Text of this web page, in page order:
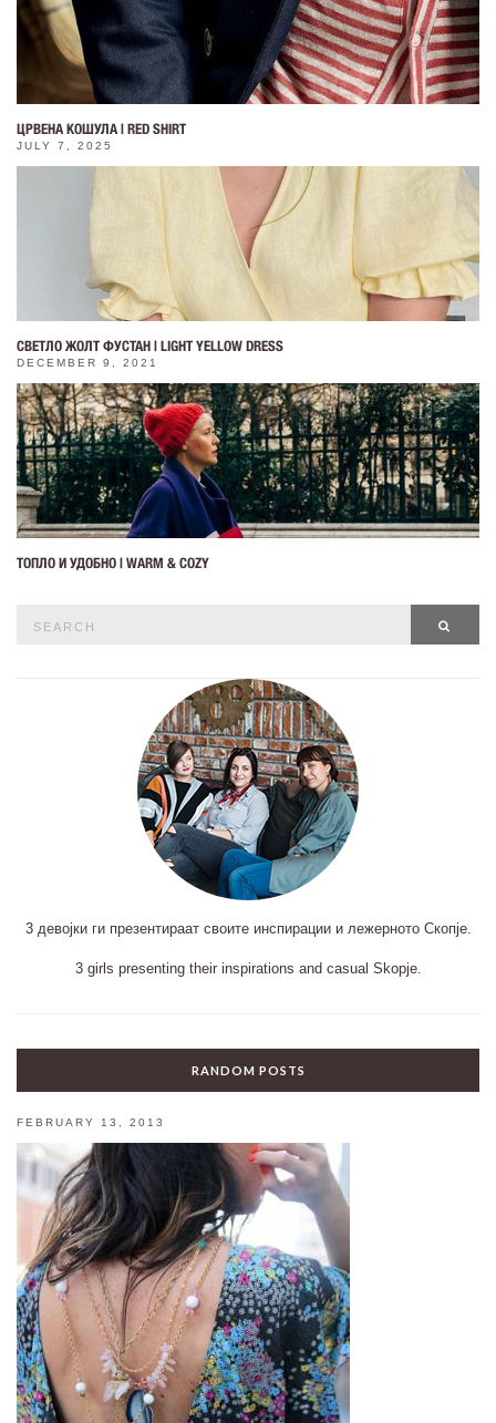
ЦРВЕНА КОШУЛА | RED SHIRT
JULY 7, 2025
СВЕТЛО ЖОЛТ ФУСТАН | LIGHT YELLOW DRESS
DECEMBER 9, 2021
ТОПЛО И УДОБНО | WARM & COZY
3 девојки ги презентираат своите инспирации и лежерното Скопје.
3 girls presenting their inspirations and casual Skopje.
RANDOM POSTS
FEBRUARY 13, 2013